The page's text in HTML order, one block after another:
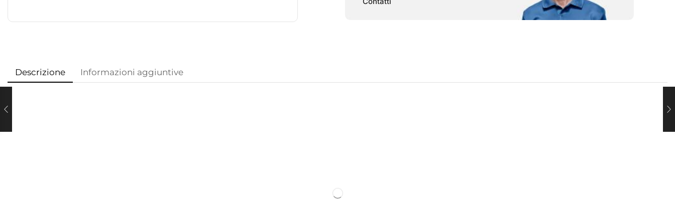
Descrizione Informazioni aggiuntive